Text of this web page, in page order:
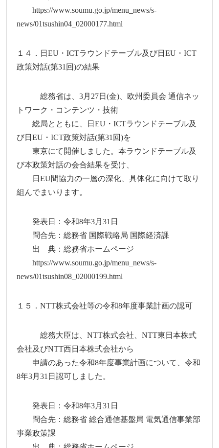
https://www.soumu.go.jp/menu_news/s-
news/01tsushin04_02000177.html
１４．日EU・ICTラウンドテーブル及び日EU・ICT
政策対話(第31回)の結果
総務省は、3月27日(金)、欧州委員会 通信ネッ
トワーク・コンテンツ・技術
総局とともに、日EU・ICTラウンドテーブル及
び日EU・ICT政策対話(第31回)を
東京にて開催しました。本ラウンドテーブル及
び本政策対話の会合結果を受け、
日EU間協力の一層の深化、具体化に向けて取り
組んでまいります。
発表日：令和8年3月31日
問合先：総務省 国際戦略局 国際経済課
出 典：総務省ホームページ
https://www.soumu.go.jp/menu_news/s-
news/01tsushin08_02000199.html
１５．NTT株式会社等の令和8年度事業計画の認可
総務大臣は、NTT株式会社、NTT東日本株式
会社及びNTT西日本株式会社から
申請のあった令和8年度事業計画について、令和
8年3月31日認可しました。
発表日：令和8年3月31日
問合先：総務省 総合通信基盤局 電気通信事業部
事業政策課